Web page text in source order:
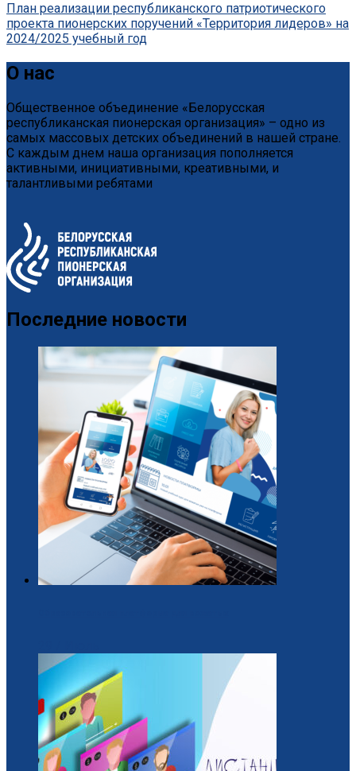
План реализации республиканского патриотического
проекта пионерских поручений «Территория лидеров» на
2024/2025 учебный год
О нас
Общественное объединение «Белорусская
республиканская пионерская организация» – одно из
самых массовых детских объединений в нашей стране.
С каждым днем наша организация пополняется
активными, инициативными, креативными, и
талантливыми ребятами
Последние новости